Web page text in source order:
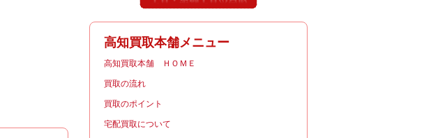
高知買取本舗メニュー
高知買取本舗 ＨＯＭＥ
買取の流れ
買取のポイント
宅配買取について